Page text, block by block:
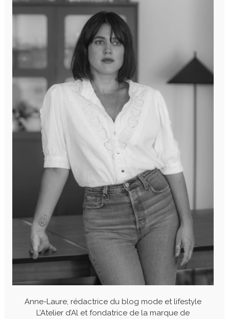
Anne-Laure, rédactrice du blog mode et lifestyle
L’Atelier d’Al et fondatrice de la marque de